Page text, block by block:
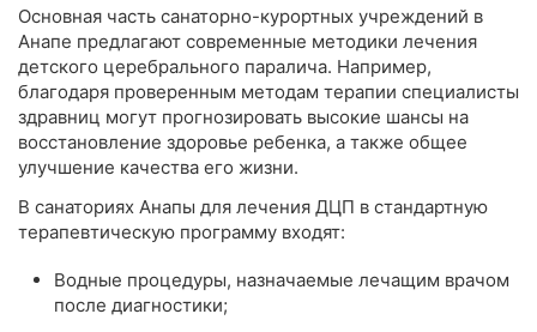
Основная часть санаторно-курортных учреждений в
Анапе предлагают современные методики лечения
детского церебрального паралича. Например,
благодаря проверенным методам терапии специалисты
здравниц могут прогнозировать высокие шансы на
восстановление здоровье ребенка, а также общее
улучшение качества его жизни.
В санаториях Анапы для лечения ДЦП в стандартную
терапевтическую программу входят:
Водные процедуры, назначаемые лечащим врачом
после диагностики;